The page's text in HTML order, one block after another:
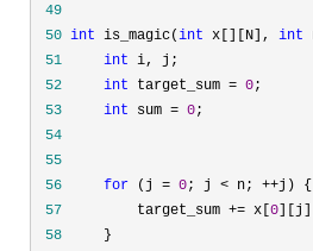
49
50 int is_magic(int x[][N], int
51
int
52
int target_sum = 0
53
int sum = 0
54
55
56
for (j = 0; j < n; ++
57
         target_sum += x[
0
58